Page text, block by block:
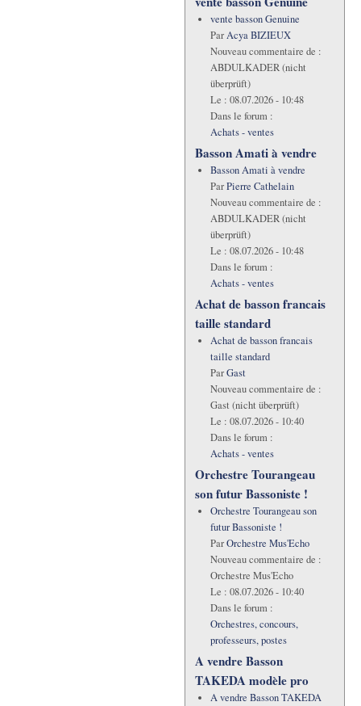
vente basson Genuine
ParAcya BIZIEUX
Nouveau commentaire de :
ABDULKADER (nicht
überprüft)
Le : 08.07.2026 - 10:48
Dans le forum :
Achats - ventes
Basson Amati à vendre
Basson Amati à vendre
ParPierre Cathelain
Nouveau commentaire de :
ABDULKADER (nicht
überprüft)
Le : 08.07.2026 - 10:48
Dans le forum :
Achats - ventes
Achat de basson francais
taille standard
Achat de basson francais
taille standard
ParGast
Nouveau commentaire de :
Gast (nicht überprüft)
Le : 08.07.2026 - 10:40
Dans le forum :
Achats - ventes
Orchestre Tourangeau
son futur Bassoniste !
Orchestre Tourangeau son
futur Bassoniste !
ParOrchestre Mus'Echo
Nouveau commentaire de :
Orchestre Mus'Echo
Le : 08.07.2026 - 10:40
Dans le forum :
Orchestres, concours,
professeurs, postes
A vendre Basson
TAKEDA modèle pro
A vendre Basson TAKEDA